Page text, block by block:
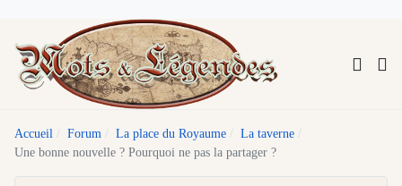
Accueil Forum La place du Royaume
La taverne
Une bonne nouvelle ? Pourquoi ne pas la partager ?